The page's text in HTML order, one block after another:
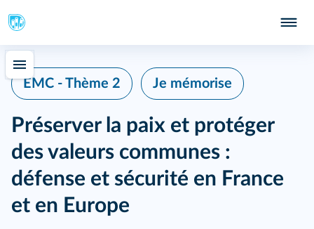
EMC - Thème 2 Je mémorise
Préserver la paix et protéger
des valeurs communes :
défense et sécurité en France
et en Europe